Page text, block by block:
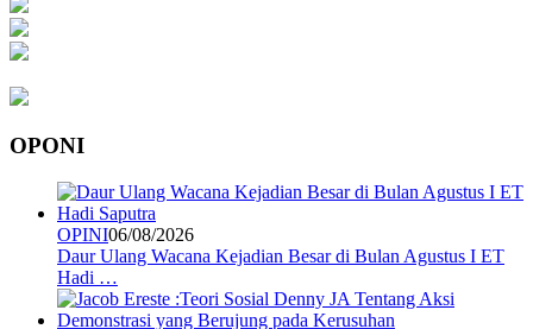
OPONI
OPINI06/08/2026
Daur Ulang Wacana Kejadian Besar di Bulan Agustus I ET
Hadi …